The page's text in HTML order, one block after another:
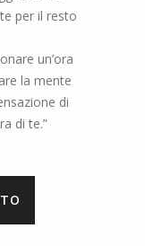
per il resto
un’ora
la mente
di
di te.”